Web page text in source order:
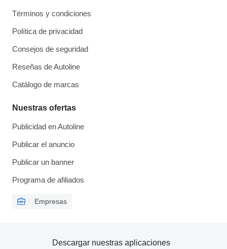
Términos y condiciones
Política de privacidad
Consejos de seguridad
Reseñas de Autoline
Catálogo de marcas
Nuestras ofertas
Publicidad en Autoline
Publicar el anuncio
Publicar un banner
Programa de afiliados
Empresas
Descargar nuestras aplicaciones